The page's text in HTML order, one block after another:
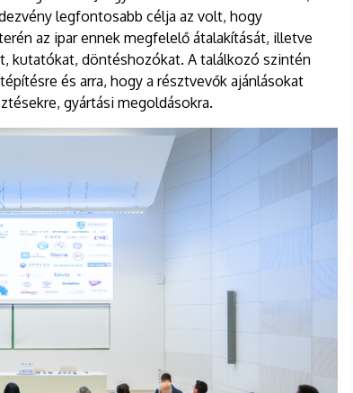
legfontosabb célja az volt, hogy
az ipar ennek megfelelő átalakítását, illetve
kutatókat, döntéshozókat. A találkozó szintén
és arra, hogy a résztvevők ajánlásokat
gyártási megoldásokra.